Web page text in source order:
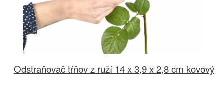
Odstraňovač tŕňov z ruží 14 x 3,9 x 2,8 cm kovový